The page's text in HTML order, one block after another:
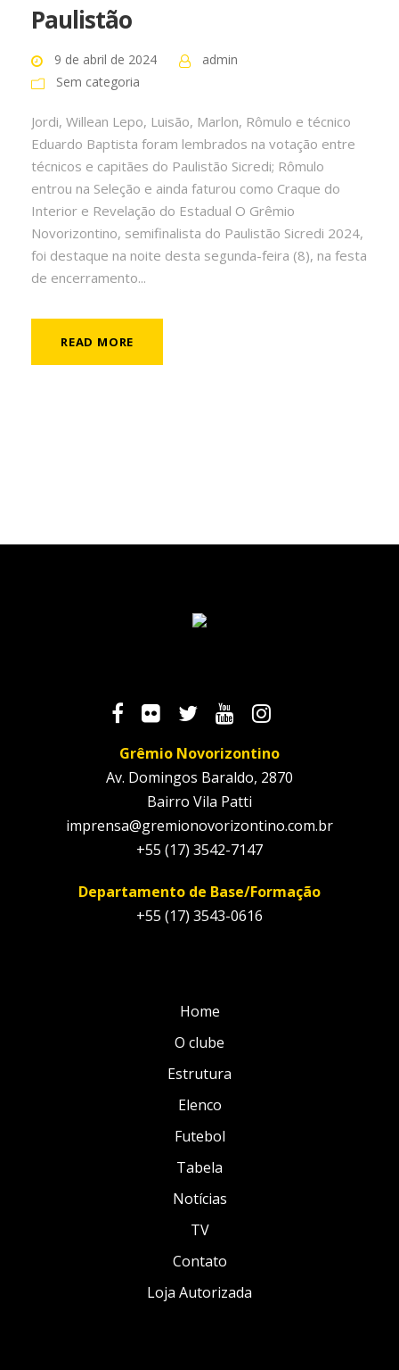
Paulistão
9 de abril de 2024
admin
Sem categoria
Jordi, Willean Lepo, Luisão, Marlon, Rômulo e técnico
Eduardo Baptista foram lembrados na votação entre
técnicos e capitães do Paulistão Sicredi; Rômulo
entrou na Seleção e ainda faturou como Craque do
Interior e Revelação do Estadual O Grêmio
Novorizontino, semifinalista do Paulistão Sicredi 2024,
foi destaque na noite desta segunda-feira (8), na festa
de encerramento...
READ MORE
Grêmio Novorizontino
Av. Domingos Baraldo, 2870
Bairro Vila Patti
imprensa@gremionovorizontino.com.br
+55 (17) 3542-7147
Departamento de Base/Formação
+55 (17) 3543-0616
Home
O clube
Estrutura
Elenco
Futebol
Tabela
Notícias
TV
Contato
Loja Autorizada